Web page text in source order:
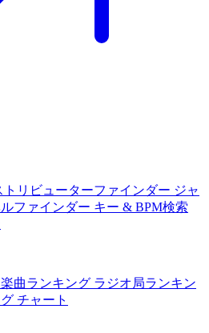
トリビューターファインダー ジャ
ファインダー キー & BPM検索
楽曲ランキング ラジオ局ランキン
チャート